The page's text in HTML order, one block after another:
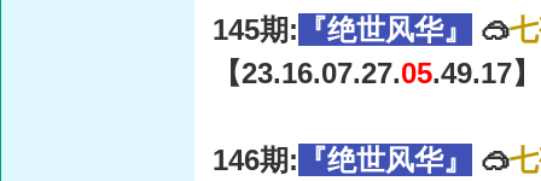
145期: 『绝世风华』 🥽
【23.16.07.27.05.49.17】
146期: 『绝世风华』 🥽